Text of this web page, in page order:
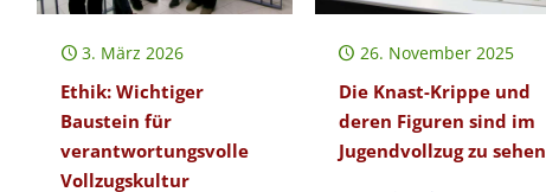
3. März 2026
Ethik: Wichtiger
Baustein für
verantwortungsvolle
Vollzugskultur
26. November 2025
Die Knast-Krippe und
deren Figuren sind im
Jugendvollzug zu sehen